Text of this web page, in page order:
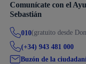
Comunícate con el
Sebastián
010(gratuito desde
(+34) 943 481 000
Buzón de la